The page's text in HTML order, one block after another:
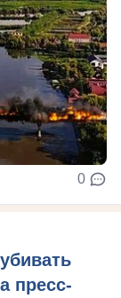
0
пресс-